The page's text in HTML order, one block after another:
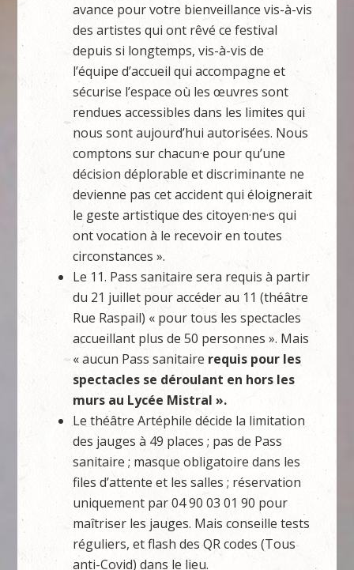
avance pour votre bienveillance vis-à-vis
des artistes qui ont rêvé ce festival
depuis si longtemps, vis-à-vis de
l’équipe d’accueil qui accompagne et
sécurise l’espace où les œuvres sont
rendues accessibles dans les limites qui
nous sont aujourd’hui autorisées. Nous
comptons sur chacun·e pour qu’une
décision déplorable et discriminante ne
devienne pas cet accident qui éloignerait
le geste artistique des citoyen·ne·s qui
ont vocation à le recevoir en toutes
circonstances ».
Le 11. Pass sanitaire sera requis à partir
du 21 juillet pour accéder au 11 (théâtre
Rue Raspail) « pour tous les spectacles
accueillant plus de 50 personnes ». Mais
« aucun Pass sanitaire requis pour les
spectacles se déroulant en hors les
murs au Lycée Mistral ».
Le théâtre Artéphile décide la limitation
des jauges à 49 places ; pas de Pass
sanitaire ; masque obligatoire dans les
files d’attente et les salles ; réservation
uniquement par 04 90 03 01 90 pour
maîtriser les jauges. Mais conseille tests
réguliers, et flash des QR codes (Tous
anti-Covid) dans le lieu.